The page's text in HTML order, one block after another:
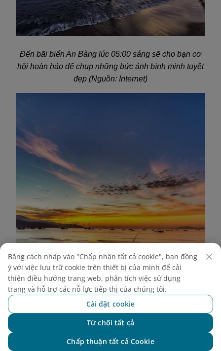
Đến bãi biển An Bàng lúc 05:00 sáng sẽ cho bạn cơ
hội hoàn hảo để chụp những bức ảnh bình minh tuyệt
đẹp (Nguồn: Internet)
Bằng cách nhấp vào "Chấp nhận tất cả cookie", bạn đồng
ý với việc lưu trữ cookie trên thiết bị của mình để cải
thiện điều hướng trang web, phân tích việc sử dụng
trang và hỗ trợ các nỗ lực tiếp thị của chúng tôi.
Cài đặt cookie
Từ chối tất cả
Chấp thuận tất cả Cookie